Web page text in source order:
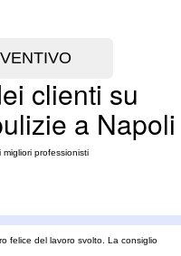
clienti su
a Napoli
professionisti
felice del lavoro svolto. La consiglio